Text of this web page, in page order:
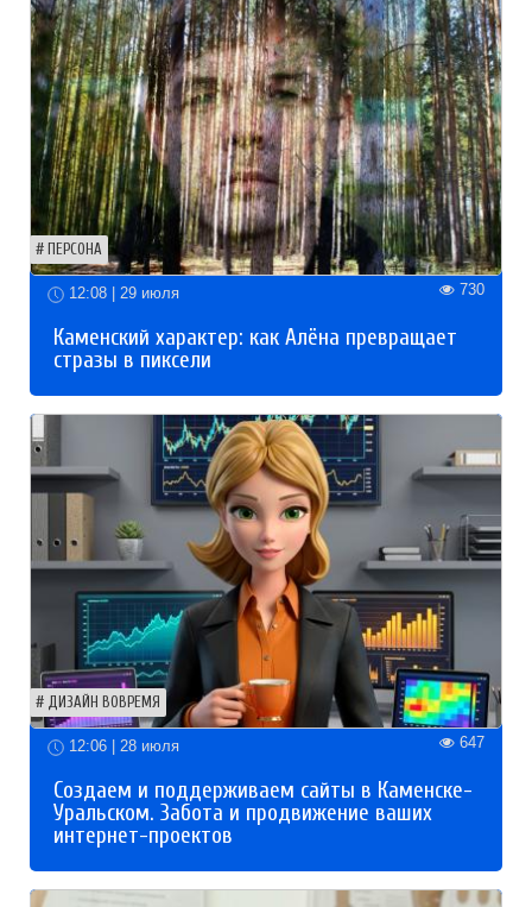
ПЕРСОНА
12:08 | 29 июля 730
Каменский характер: как Алёна превращает
стразы в пиксели
ДИЗАЙН ВОВРЕМЯ
12:06 | 28 июля 647
Создаем и поддерживаем сайты в Каменске-
Уральском. Забота и продвижение ваших
интернет-проектов